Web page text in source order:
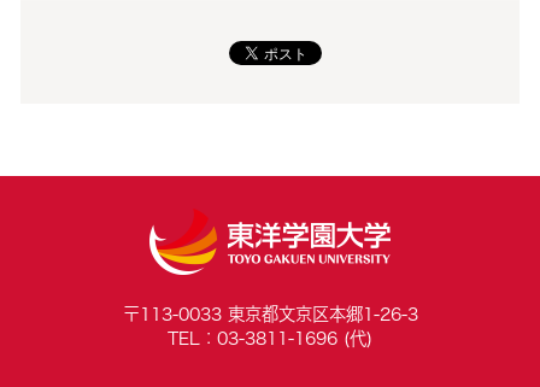
〒113-0033 東京都文京区本郷1-26-3
TEL：03-3811-1696 (代)